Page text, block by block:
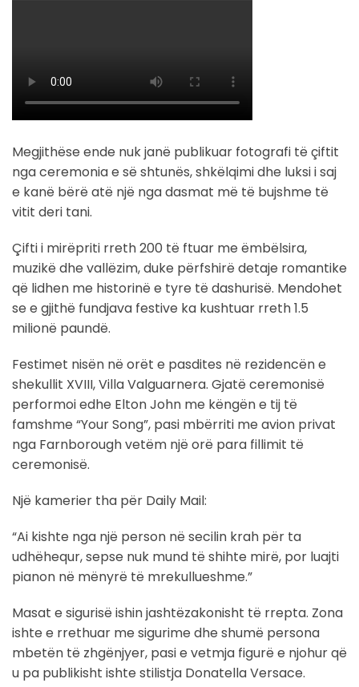
Megjithëse ende nuk janë publikuar fotografi të çiftit
nga ceremonia e së shtunës, shkëlqimi dhe luksi i saj
e kanë bërë atë një nga dasmat më të bujshme të
vitit deri tani.
Çifti i mirëpriti rreth 200 të ftuar me ëmbëlsira,
muzikë dhe vallëzim, duke përfshirë detaje romantike
që lidhen me historinë e tyre të dashurisë. Mendohet
se e gjithë fundjava festive ka kushtuar rreth 1.5
milionë paundë.
Festimet nisën në orët e pasdites në rezidencën e
shekullit XVIII, Villa Valguarnera. Gjatë ceremonisë
performoi edhe Elton John me këngën e tij të
famshme “Your Song”, pasi mbërriti me avion privat
nga Farnborough vetëm një orë para fillimit të
ceremonisë.
Një kamerier tha për Daily Mail:
“Ai kishte nga një person në secilin krah për ta
udhëhequr, sepse nuk mund të shihte mirë, por luajti
pianon në mënyrë të mrekullueshme.”
Masat e sigurisë ishin jashtëzakonisht të rrepta. Zona
ishte e rrethuar me sigurime dhe shumë persona
mbetën të zhgënjyer, pasi e vetmja figurë e njohur që
u pa publikisht ishte stilistja Donatella Versace.